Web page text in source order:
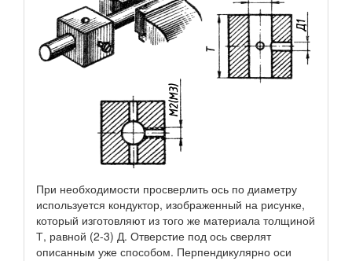
При необходимости просверлить ось по диаметру
используется кондуктор, изображенный на рисунке,
который изготовляют из того же материала толщиной
Т, равной (2-3) Д. Отверстие под ось сверлят
описанным уже способом. Перпендикулярно оси